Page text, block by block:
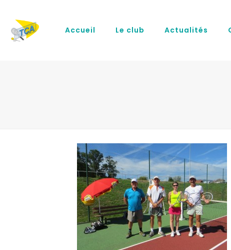
Accueil Le club Actualités